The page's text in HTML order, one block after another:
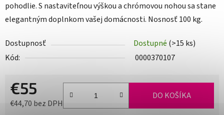
pohodlie. S nastaviteľnou výškou a chrómovou nohou sa stane
elegantným doplnkom vašej domácnosti. Nosnosť 100 kg.
Dostupnosť Dostupné (>15 ks)
Kód:
0000370107
€55
€44,70 bez DPH
DO KOŠÍKA